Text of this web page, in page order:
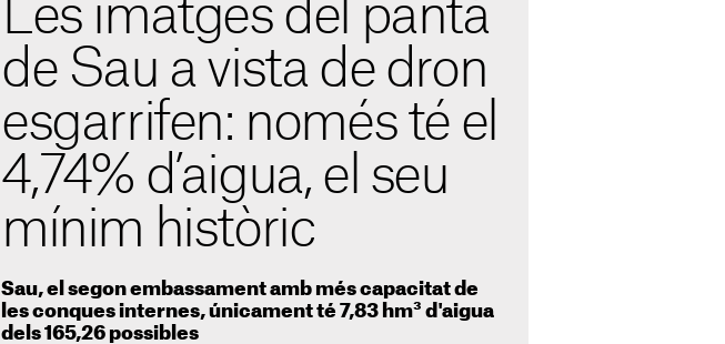
Les imatges del pantà
de Sau a vista de dron
esgarrifen: només té el
4,74% d’aigua, el seu
mínim històric
Sau, el segon embassament amb més capacitat de
les conques internes, únicament té 7,83 hm³ d'aigua
dels 165,26 possibles